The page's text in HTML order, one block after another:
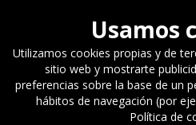
Acerca de Orkestra El
Usamos
Utilizamos cookies propias y de
sitio web y mostrarte
preferencias sobre la base de un
hábitos de navegación (por
Política de